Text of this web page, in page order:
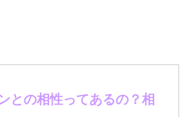
との相性ってあるの？相